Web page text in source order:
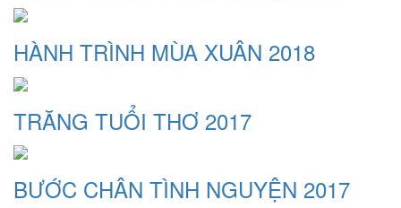
HÀNH TRÌNH MÙA XUÂN 2018
TRĂNG TUỔI THƠ 2017
BƯỚC CHÂN TÌNH NGUYỆN 2017